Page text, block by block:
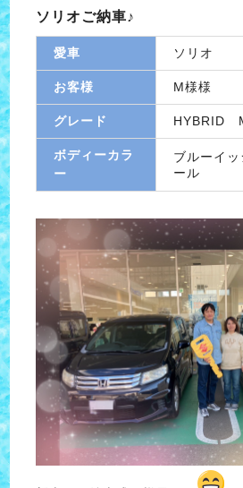
ソリオご納車♪
愛車 ソリオ
お客様 M様様
グレード HYBRID
ボディーカラ
ー
ブルーイ
ール